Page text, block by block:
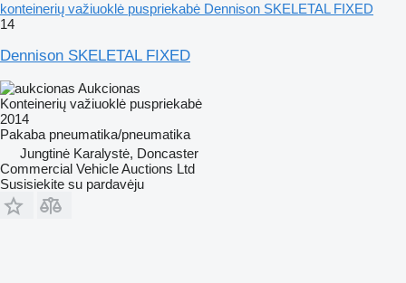
konteinerių važiuoklė puspriekabė Dennison SKELETAL FIXED
14
Dennison SKELETAL FIXED
Aukcionas
Konteinerių važiuoklė puspriekabė
2014
Pakaba pneumatika/pneumatika
Jungtinė Karalystė, Doncaster
Commercial Vehicle Auctions Ltd
Susisiekite su pardavėju